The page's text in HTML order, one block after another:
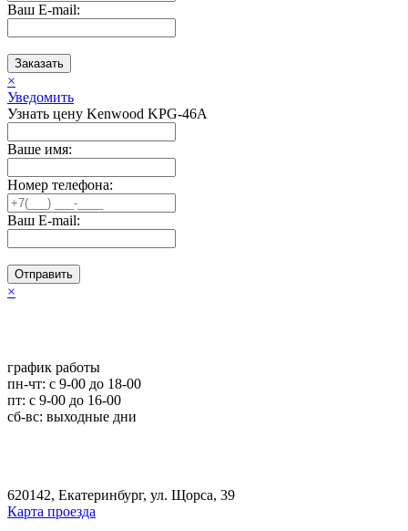
Ваш E-mail:
Заказать
×
Уведомить
Узнать цену Kenwood KPG-46A
Ваше имя:
Номер телефона:
Ваш E-mail:
Отправить
×
график работы
пн-чт: c 9-00 до 18-00
пт: с 9-00 до 16-00
сб-вс: выходные дни
620142, Екатеринбург, ул. Щорса, 39
Карта проезда